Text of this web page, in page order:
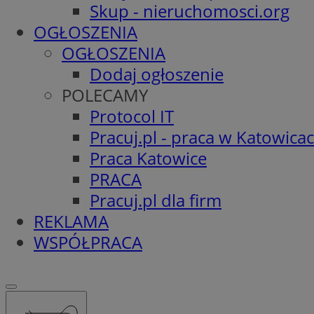
Skup - nieruchomosci.org
OGŁOSZENIA
OGŁOSZENIA
Dodaj ogłoszenie
POLECAMY
Protocol IT
Pracuj.pl - praca w
Praca Katowice
PRACA
Pracuj.pl dla firm
REKLAMA
WSPÓŁPRACA